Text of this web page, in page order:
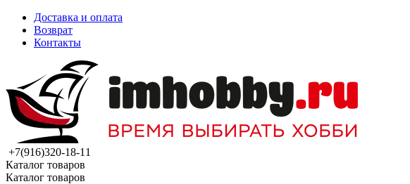
Доставка и оплата
Возврат
Контакты
+7(916)320-18-11
Каталог товаров
Каталог товаров